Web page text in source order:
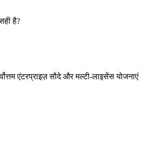
है?
एंटरप्राइज़ सौदे और मल्टी-लाइसेंस योजनाएं